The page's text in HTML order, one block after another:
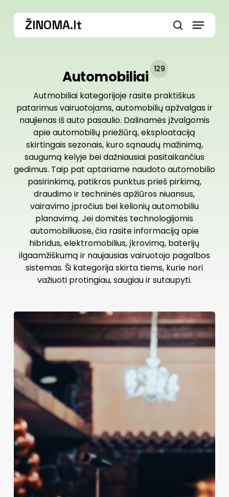
main
ŽINOMA.lt
search
Menu
Automobiliai 129
Autmobiliai kategorijoje rasite praktiškus
patarimus vairuotojams, automobilių apžvalgas ir
naujienas iš auto pasaulio. Dalinamės įžvalgomis
apie automobilių priežiūrą, eksploataciją
skirtingais sezonais, kuro sąnaudų mažinimą,
saugumą kelyje bei dažniausiai pasitaikančius
gedimus. Taip pat aptariame naudoto automobilio
pasirinkimą, patikros punktus prieš pirkimą,
draudimo ir techninės apžiūros niuansus,
vairavimo įpročius bei kelionių automobiliu
planavimą. Jei domitės technologijomis
automobiliuose, čia rasite informaciją apie
hibridus, elektromobilius, įkrovimą, baterijų
ilgaamžiškumą ir naujausias vairuotojo pagalbos
sistemas. Ši kategorija skirta tiems, kurie nori
važiuoti protingiau, saugiau ir sutaupyti.
Kietųjų
būsenų
baterijos
automobiliuose:
kas
laimės
lenktynes?